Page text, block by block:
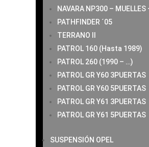
NAVARA NP300 –
PATHFINDER ´05
TERRANO II
PATROL 160 (Hasta 1989)
PATROL 260 (1990 – …)
PATROL GR Y60 3PUERTAS
PATROL GR Y60 5PUERTAS
PATROL GR Y61 3PUERTAS
PATROL GR Y61 5PUERTAS
SUSPENSIÓN OPEL